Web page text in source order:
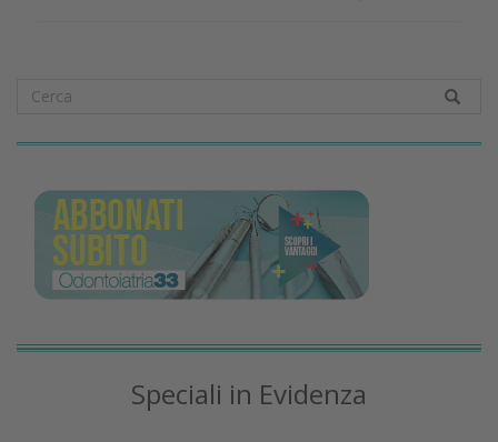
Speciali in Evidenza